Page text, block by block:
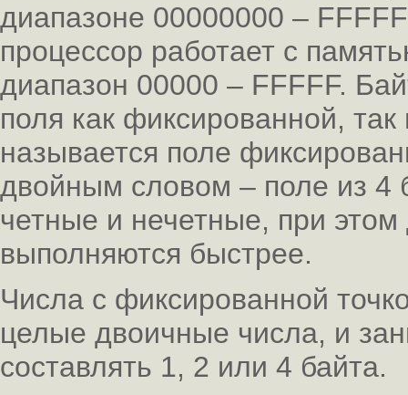
диапазоне 00000000 –
процессор работает с
диапазон 00000 – FFFFF.
поля как фиксированной,
называется поле
двойным словом – поле из 4
четные и нечетные, при
выполняются быстрее.
Числа с фиксированной
целые двоичные числа, и
составлять 1, 2 или 4 байта.